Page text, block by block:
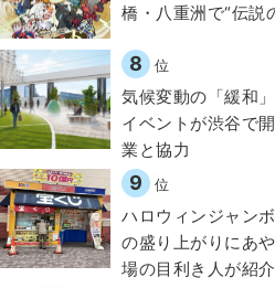
橋・八重洲で“伝説
8 位
気候変動の「緩和
イベントが渋谷で
業と協力
9 位
ハロウィンジャン
の盛り上がりにあ
場の目利き人が紹介